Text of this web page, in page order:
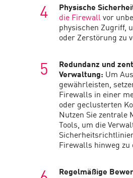
Physische
die Firewallvor
physischen Zugriff,
oder Zerstörung zu
Redundanz und
Verwaltung: Um
gewährleisten,
Firewalls in einer
oder geclusterten
Nutzen Sie zentrale
Tools, um die
Firewalls hinweg zu
Regelmäßige